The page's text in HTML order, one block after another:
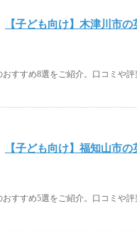
【子ども向け】木津川市
すすめ8選をご紹介。口コミや
【子ども向け】福知山市
すすめ5選をご紹介。口コミや